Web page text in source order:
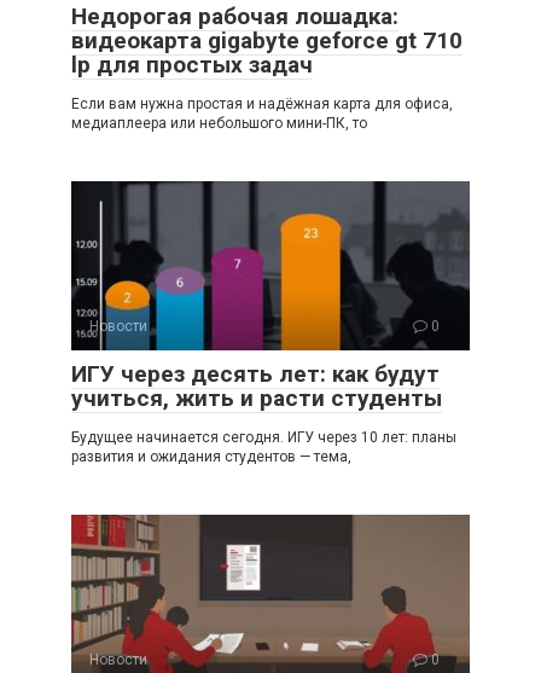
Недорогая рабочая лошадка:
видеокарта gigabyte geforce gt 710
lp для простых задач
Если вам нужна простая и надёжная карта для офиса,
медиаплеера или небольшого мини-ПК, то
Новости 0
ИГУ через десять лет: как будут
учиться, жить и расти студенты
Будущее начинается сегодня. ИГУ через 10 лет: планы
развития и ожидания студентов — тема,
Новости 0